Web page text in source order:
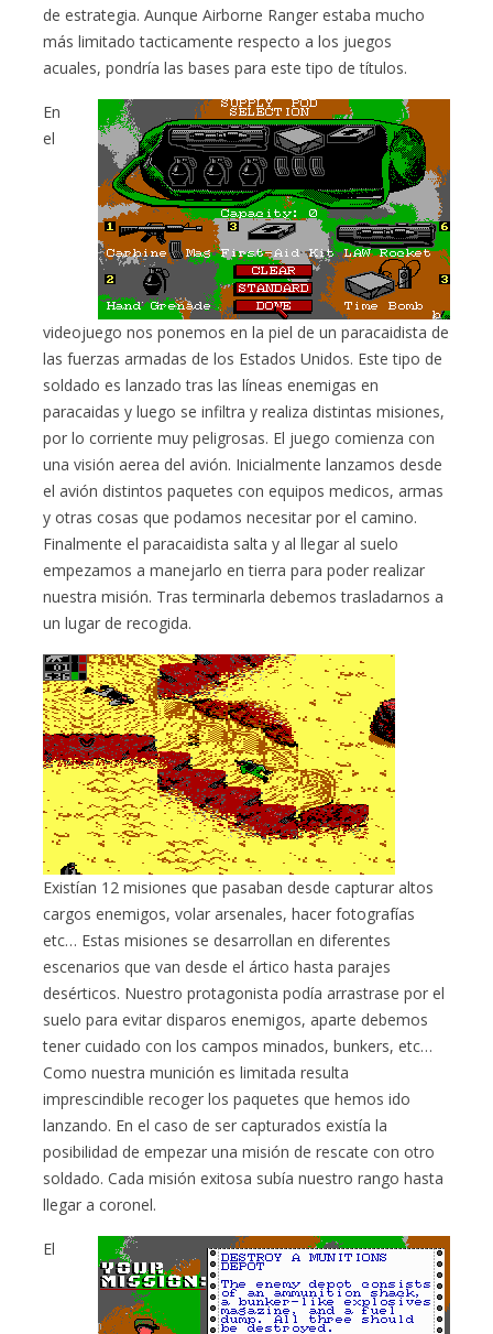
de estrategia. Aunque Airborne Ranger estaba mucho
más limitado tacticamente respecto a los juegos
acuales, pondría las bases para este tipo de títulos.
En
el
videojuego nos ponemos en la piel de un paracaidista de
las fuerzas armadas de los Estados Unidos. Este tipo de
soldado es lanzado tras las líneas enemigas en
paracaidas y luego se infiltra y realiza distintas misiones,
por lo corriente muy peligrosas. El juego comienza con
una visión aerea del avión. Inicialmente lanzamos desde
el avión distintos paquetes con equipos medicos, armas
y otras cosas que podamos necesitar por el camino.
Finalmente el paracaidista salta y al llegar al suelo
empezamos a manejarlo en tierra para poder realizar
nuestra misión. Tras terminarla debemos trasladarnos a
un lugar de recogida.
Existían 12 misiones que pasaban desde capturar altos
cargos enemigos, volar arsenales, hacer fotografías
etc… Estas misiones se desarrollan en diferentes
escenarios que van desde el ártico hasta parajes
desérticos. Nuestro protagonista podía arrastrase por el
suelo para evitar disparos enemigos, aparte debemos
tener cuidado con los campos minados, bunkers, etc…
Como nuestra munición es limitada resulta
imprescindible recoger los paquetes que hemos ido
lanzando. En el caso de ser capturados existía la
posibilidad de empezar una misión de rescate con otro
soldado. Cada misión exitosa subía nuestro rango hasta
llegar a coronel.
El